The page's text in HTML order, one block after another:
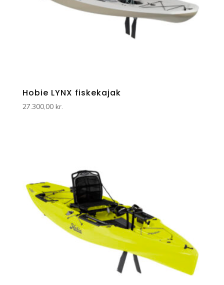
Hobie LYNX fiskekajak
27.300,00 kr.